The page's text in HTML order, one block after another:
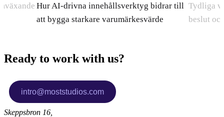
Hur AI-drivna innehållsverktyg bidrar till
att bygga starkare varumärkesvärde
Tydliga
beslut
Ready to work with us?
Skeppsbron 16,